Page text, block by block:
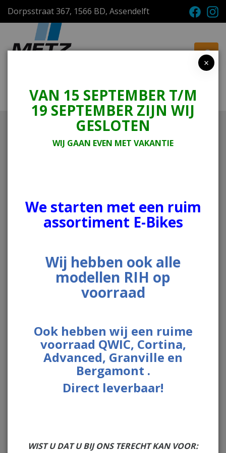
Dorpsstraat 367, 1566 BD, Assendelft
Menu Winkelwagen
Tweewielers E-bike
×
VAN 15 SEPTEMBER T/M
19 SEPTEMBER ZIJN WIJ
GESLOTEN
WIJ GAAN EVEN MET VAKANTIE
We starten met een ruim
assortiment E-Bikes
Wij hebben ook alle
modellen RIH op
voorraad
Ook hebben wij een ruime
voorraad QWIC, Cortina,
Advanced, Granville en
Bergamont .
Direct leverbaar!
WIST U DAT U BIJ ONS TERECHT KAN VOOR: